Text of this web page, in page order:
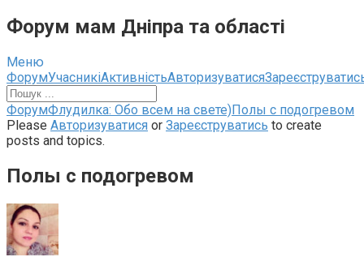
Форум мам Дніпра та області
Меню
Навігація
по
форуму
ФорумУчасникіАктивністьАвторизуватися
Навігаційна
стежка
форуму
Ви
тут:
ФорумФлудилка: Обо всем на свете)Полы с подогревом
Please Авторизуватися or Зареєструватись to create
posts and topics.
Полы с подогревом